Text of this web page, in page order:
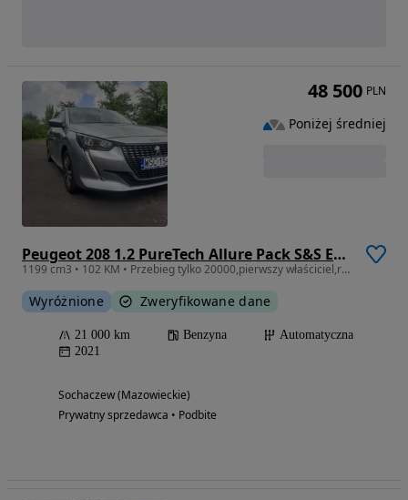
Peugeot 208 1.2 PureTech Allure Pack S&S EAT8
1199 cm3 • 102 KM • Przebieg tylko 20000,pierwszy właściciel,roczna gwarancja,automat
Wyróżnione Zweryfikowane dane
21 000 km Benzyna
Automatyczna
2021
Sochaczew (Mazowieckie)
Prywatny sprzedawca • Podbite
48 500 PLN
Poniżej średniej